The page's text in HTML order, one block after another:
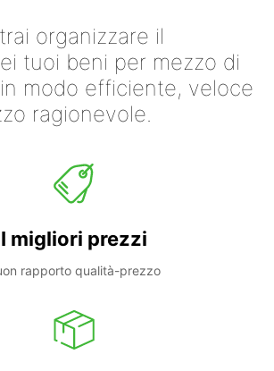
organizzare il
tuoi beni per mezzo di
modo efficiente, veloce
ragionevole.
I migliori prezzi
rapporto qualità-prezzo